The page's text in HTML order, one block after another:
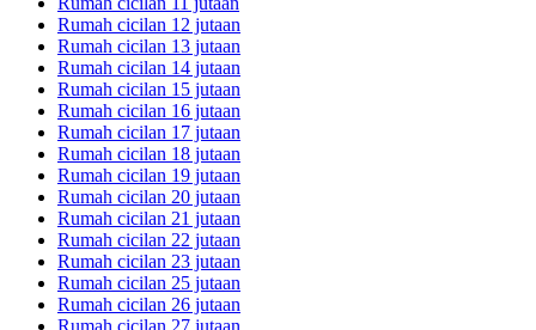
Rumah cicilan 12 jutaan
Rumah cicilan 13 jutaan
Rumah cicilan 14 jutaan
Rumah cicilan 15 jutaan
Rumah cicilan 16 jutaan
Rumah cicilan 17 jutaan
Rumah cicilan 18 jutaan
Rumah cicilan 19 jutaan
Rumah cicilan 20 jutaan
Rumah cicilan 21 jutaan
Rumah cicilan 22 jutaan
Rumah cicilan 23 jutaan
Rumah cicilan 25 jutaan
Rumah cicilan 26 jutaan